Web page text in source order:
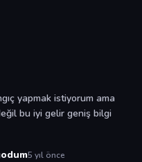
yapmak istiyorum ama
bu iyi gelir geniş bilgi
5 yıl önce